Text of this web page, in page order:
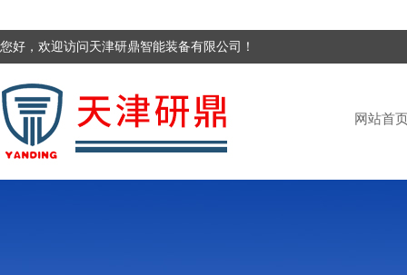
您好，欢迎访问天津研鼎智能装备有限公司！
网站首